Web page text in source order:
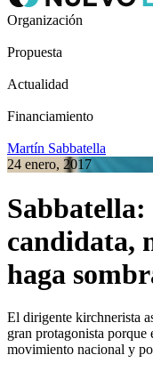
Organización
Propuesta
Actualidad
Financiamiento
Martín Sabbatella
24 enero, 2017
candidata,
haga
El dirigente kirchnerista
gran protagonista porque
movimiento nacional y